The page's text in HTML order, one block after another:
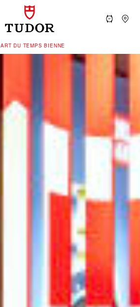
‭ART DU TEMPS BIENNE‬